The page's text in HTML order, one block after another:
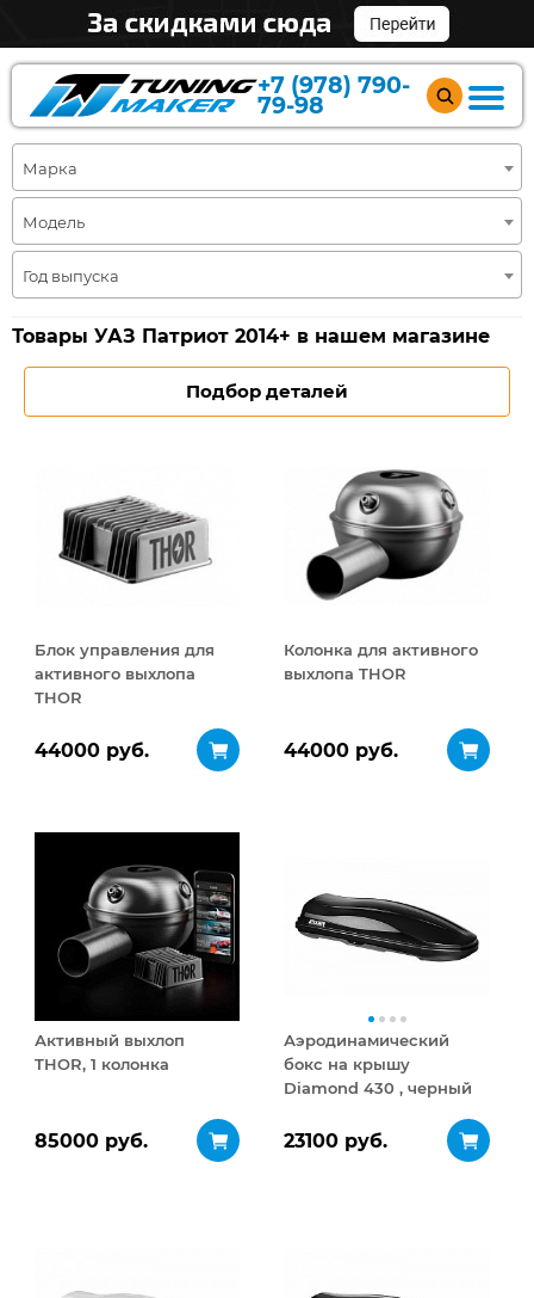
+7 (978) 790-
79-98
Марка
Модель
Год выпуска
Товары УАЗ Патриот 2014+ в нашем магазине
Подбор деталей
Блок управления для
активного выхлопа
THOR
44000 руб.
Колонка для активного
выхлопа THOR
44000 руб.
Активный выхлоп
THOR, 1 колонка
85000 руб.
Аэродинамический
бокс на крышу
Diamond 430 , черный
23100 руб.